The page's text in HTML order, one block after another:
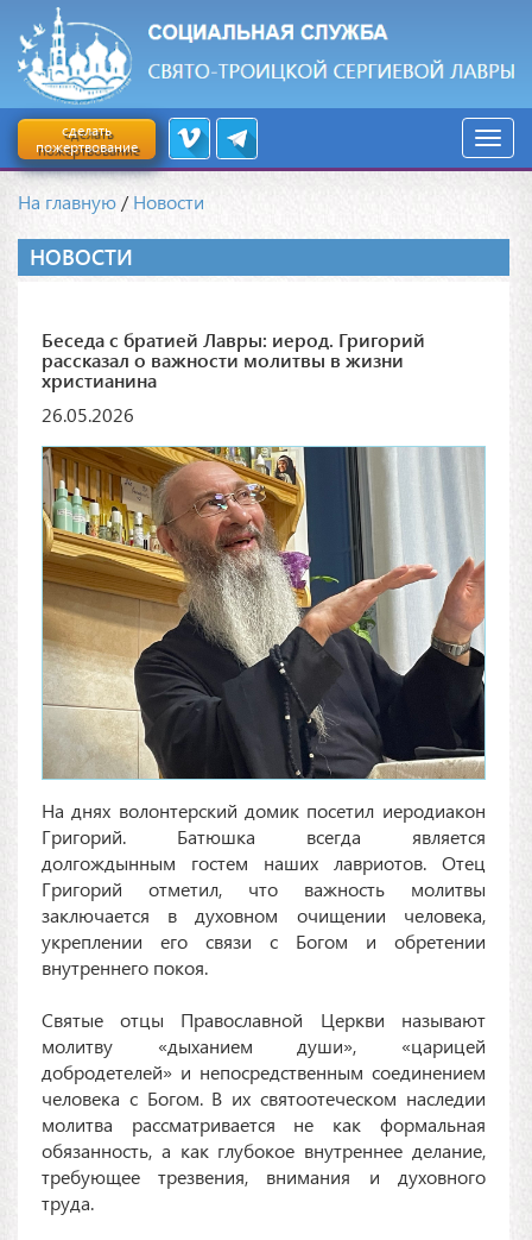
сделать
пожертвование
На главную /Новости
НОВОСТИ
Беседа с братией Лавры: иерод. Григорий
рассказал о важности молитвы в жизни
христианина
26.05.2026
На днях волонтерский домик посетил иеродиакон
Григорий. Батюшка всегда является
долгождынным гостем наших лавриотов. Отец
Григорий отметил, что важность молитвы
заключается в духовном очищении человека,
укреплении его связи с Богом и обретении
внутреннего покоя.
Святые отцы Православной Церкви называют
молитву «дыханием души», «царицей
добродетелей» и непосредственным соединением
человека с Богом. В их святоотеческом наследии
молитва рассматривается не как формальная
обязанность, а как глубокое внутреннее делание,
требующее трезвения, внимания и духовного
труда.